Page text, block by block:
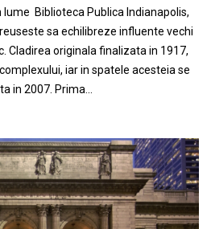
Biblioteca Publica Indianapolis,
sa echilibreze influente vechi
Cladirea originala finalizata in 1917,
iar in spatele acesteia se
in 2007. Prima...